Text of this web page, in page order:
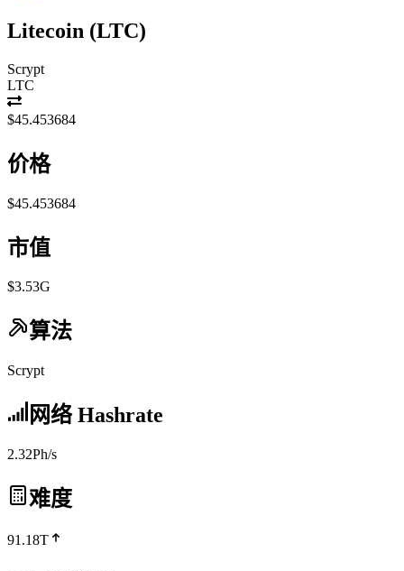
Litecoin (LTC)
Scrypt
LTC
$45.453684
价格
$45.453684
市值
$3.53G
算法
Scrypt
网络 Hashrate
2.32Ph/s
难度
91.18T